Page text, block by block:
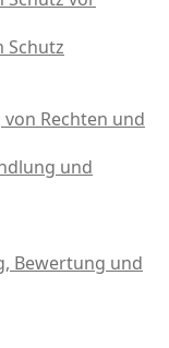
Schutz
Rechten und
und
Bewertung und